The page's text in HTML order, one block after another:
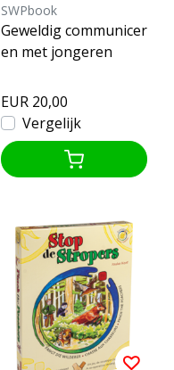
SWPbook
Geweldig communicer
en met jongeren
EUR 20,00
Vergelijk